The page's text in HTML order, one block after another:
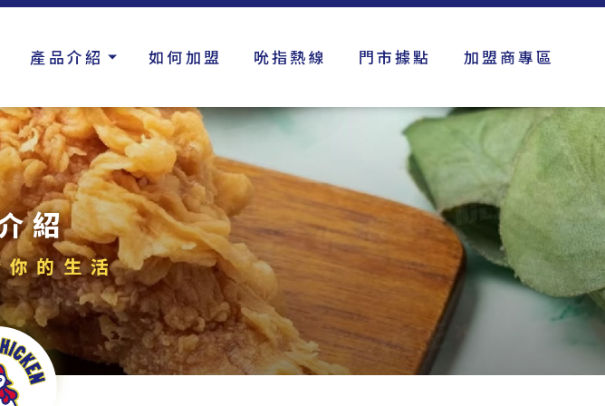
產品介紹 如何加盟 吮指熱線 門市據點 加盟商專區
紹